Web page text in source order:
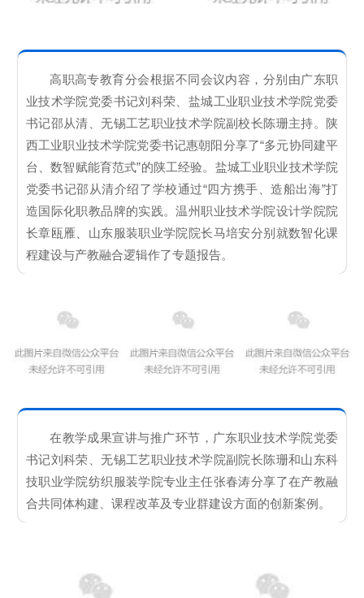
高职高专教育分会根据不同会议内容，分别由广东职
业技术学院党委书记刘科荣、盐城工业职业技术学院党委
书记邵从清、无锡工艺职业技术学院副校长陈珊主持。陕
西工业职业技术学院党委书记惠朝阳分享了“多元协同建平
台、数智赋能育范式”的陕工经验。盐城工业职业技术学院
党委书记邵从清介绍了学校通过“四方携手、造船出海”打
造国际化职教品牌的实践。温州职业技术学院设计学院院
长章瓯雁、山东服装职业学院院长马培安分别就数智化课
程建设与产教融合逻辑作了专题报告。
在教学成果宣讲与推广环节，广东职业技术学院党委
书记刘科荣、无锡工艺职业技术学院副院长陈珊和山东科
技职业学院纺织服装学院专业主任张春涛分享了在产教融
合共同体构建、课程改革及专业群建设方面的创新案例。